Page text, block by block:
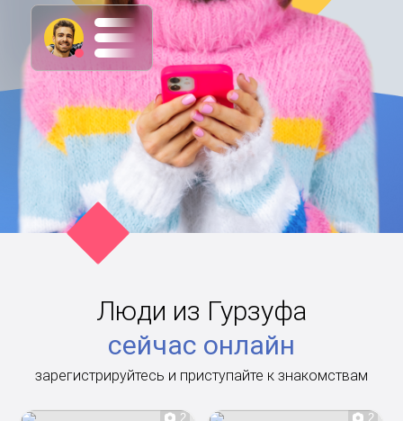
Люди из Гурзуфа
сейчас онлайн
зарегистрируйтесь и приступайте к знакомствам
2 2